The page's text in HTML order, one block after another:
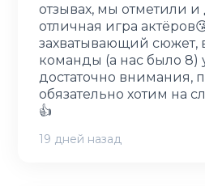
отзывах, мы отметили и
отличная игра
захватывающий сюжет,
команды (а нас было 8)
достаточно внимания,
обязательно хотим на
👍
19 дней назад